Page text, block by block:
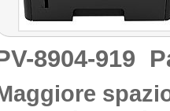
8904-919